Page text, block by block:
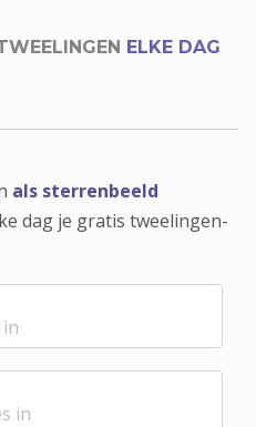
ELKE DAG
als sterrenbeeld
dag je gratis tweelingen-